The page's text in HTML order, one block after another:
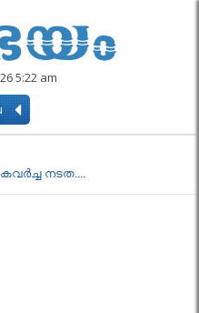
5:22 am
നടത....